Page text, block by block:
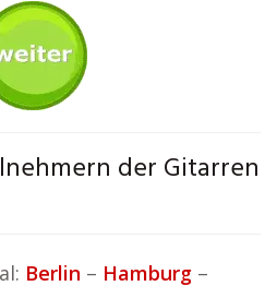
der Gitarren
Berlin – Hamburg –